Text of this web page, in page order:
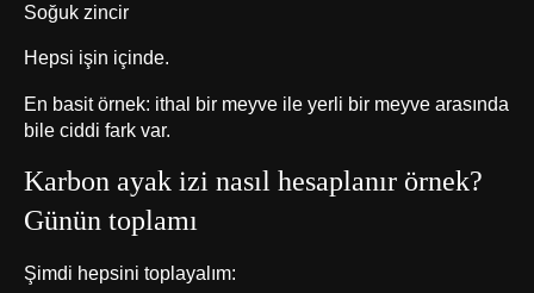
Soğuk zincir
Hepsi işin içinde.
En basit örnek: ithal bir meyve ile yerli bir meyve arasında
bile ciddi fark var.
Karbon ayak izi nasıl hesaplanır örnek?
Günün toplamı
Şimdi hepsini toplayalım: